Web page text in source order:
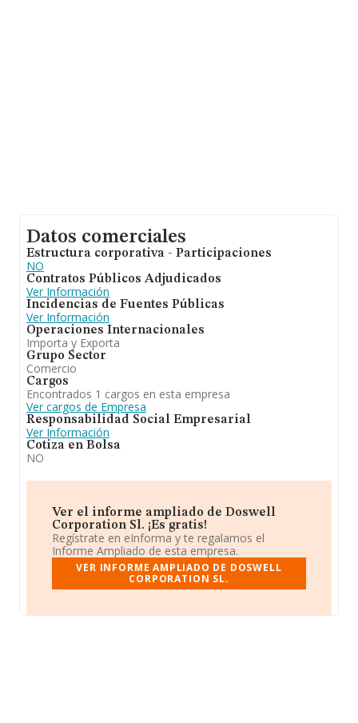
Datos comerciales
Estructura corporativa - Participaciones
NO
Contratos Públicos Adjudicados
Ver Información
Incidencias de Fuentes Públicas
Ver Información
Operaciones Internacionales
Importa y Exporta
Grupo Sector
Comercio
Cargos
Encontrados 1 cargos en esta empresa
Ver cargos de Empresa
Responsabilidad Social Empresarial
Ver Información
Cotiza en Bolsa
NO
Ver el informe ampliado de Doswell
Corporation Sl. ¡Es gratis!
Regístrate en eInforma y te regalamos el
Informe Ampliado de esta empresa.
VER INFORME AMPLIADO DE DOSWELL
CORPORATION SL.